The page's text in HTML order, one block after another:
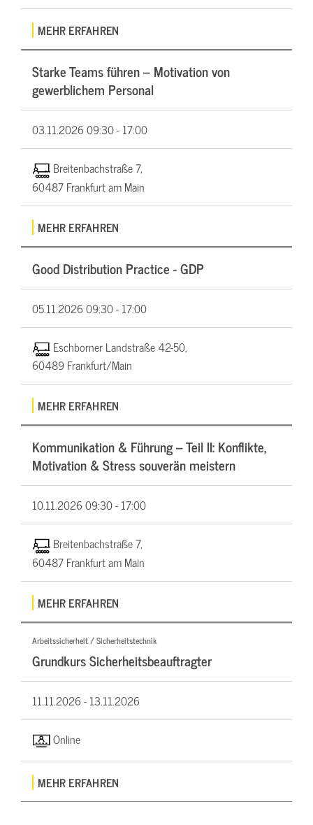
MEHR ERFAHREN
Starke Teams führen – Motivation von
gewerblichem Personal
03.11.202609:30 - 17:00
Breitenbachstraße 7,
60487 Frankfurt am Main
MEHR ERFAHREN
Good Distribution Practice - GDP
05.11.202609:30 - 17:00
Eschborner Landstraße 42-50,
60489 Frankfurt/Main
MEHR ERFAHREN
Kommunikation & Führung – Teil II: Konflikte,
Motivation & Stress souverän meistern
10.11.202609:30 - 17:00
Breitenbachstraße 7,
60487 Frankfurt am Main
MEHR ERFAHREN
Arbeitssicherheit / Sicherheitstechnik
Grundkurs Sicherheitsbeauftragter
11.11.2026 -13.11.2026
Online
MEHR ERFAHREN